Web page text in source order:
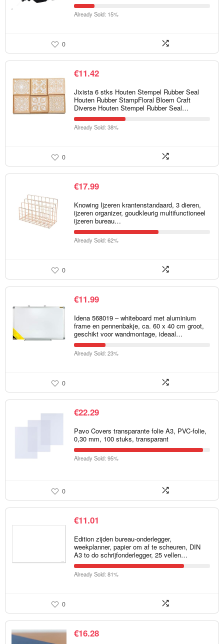
Already Sold: 15%
0
€11.42
Jixista 6 stks Houten Stempel Rubber Seal
Houten Rubber StampFloral Bloem Craft
Diverse Houten Stempel Rubber Seal…
Already Sold: 38%
0
€17.99
Knowing Ijzeren krantenstandaard, 3 dieren,
ijzeren organizer, goudkleurig multifunctioneel
ijzeren bureau…
Already Sold: 62%
0
€11.99
Idena 568019 – whiteboard met aluminium
frame en pennenbakje, ca. 60 x 40 cm groot,
geschikt voor wandmontage, ideaal…
Already Sold: 23%
0
€22.29
Pavo Covers transparante folie A3, PVC-folie,
0,30 mm, 100 stuks, transparant
Already Sold: 95%
0
€11.01
Edition zijden bureau-onderlegger,
weekplanner, papier om af te scheuren, DIN
A3 to do schrijfonderlegger, 25 vellen…
Already Sold: 81%
0
€16.28